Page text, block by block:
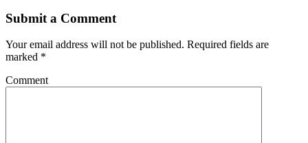
Submit a Comment
Your email address will not be published. Required fields are
marked *
Comment